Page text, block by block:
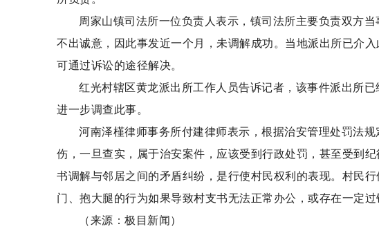
周家山镇司法所一位负责人表示，镇司法所主要负责双方
不出诚意，因此事发近一个月，未调解成功。当地派出所已介
可通过诉讼的途径解决。
红光村辖区黄龙派出所工作人员告诉记者，该事件派出所
进一步调查此事。
河南泽槿律师事务所付建律师表示，根据治安管理处罚法
伤，一旦查实，属于治安案件，应该受到行政处罚，甚至受到
书调解与邻居之间的矛盾纠纷，是行使村民权利的表现。村民
门、抱大腿的行为如果导致村支书无法正常办公，或存在一定过
（来源：极目新闻）